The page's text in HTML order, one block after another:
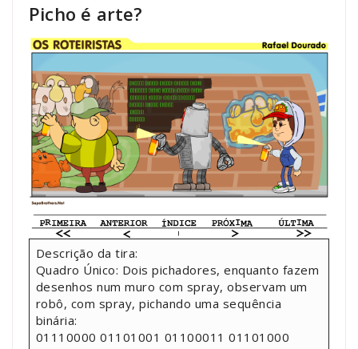
Picho é arte?
Descrição da tira:
Quadro Único: Dois pichadores, enquanto fazem
desenhos num muro com spray, observam um
robô, com spray, pichando uma sequência
binária:
01110000 01101001 01100011 01101000